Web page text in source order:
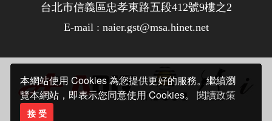
本網站使用 Cookies 為您提供更好的服務。繼續瀏
覽本網站，即表示您同意使用 Cookies。
閱讀政策
接 受
台北市信義區忠孝東路五段412號9樓之2
E-mail : naier.gst@msa.hinet.net